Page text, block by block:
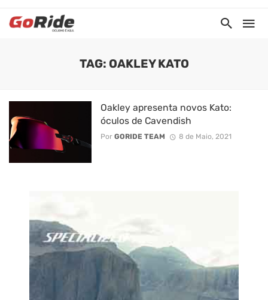
TAG: OAKLEY KATO
Oakley apresenta novos Kato:
óculos de Cavendish
Por GORIDE TEAM 8 de Maio, 2021